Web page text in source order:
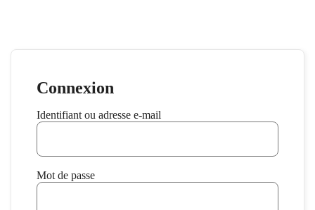
Connexion
Identifiant ou adresse e-mail
Mot de passe